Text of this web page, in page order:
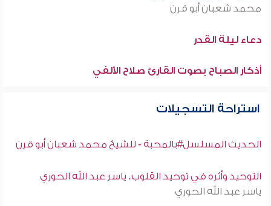
محمد شعبان أبو قرن
دعاء ليلة القدر
أذكار الصباح بصوت القارئ صلاح الألفي
استراحة التسجيلات
الحديث المسلسل#بالمحبة - للشيخ محمد شعبان أبو قرن
التوحيد وأثره في توحيد القلوب. ياسر عبد الله الحوري
ياسر عبد الله الحوري